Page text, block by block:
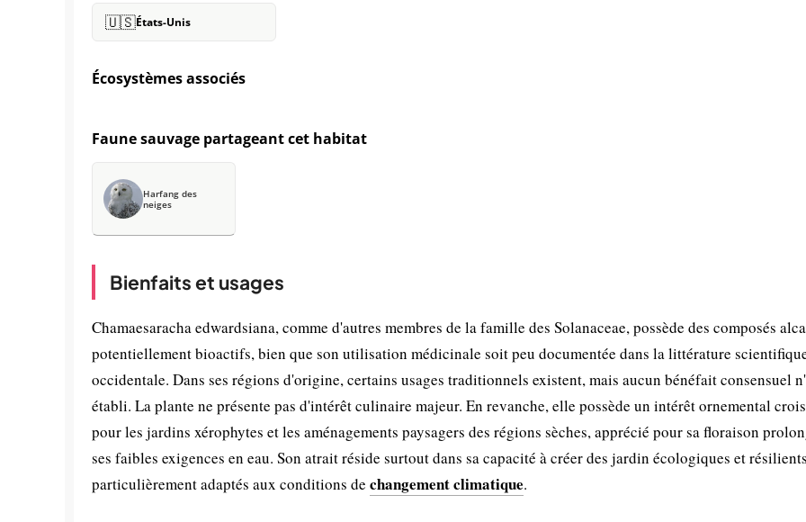
🇺🇸États-Unis
Écosystèmes associés
Faune sauvage partageant cet habitat
Harfang des
neiges
Bienfaits et usages
Chamaesaracha edwardsiana, comme d'autres membres de la famille des Solanaceae, possède des composés
potentiellement bioactifs, bien que son utilisation médicinale soit peu documentée dans la littérature
occidentale. Dans ses régions d'origine, certains usages traditionnels existent, mais aucun bénéfait consensuel
établi. La plante ne présente pas d'intérêt culinaire majeur. En revanche, elle possède un intérêt ornemental
pour les jardins xérophytes et les aménagements paysagers des régions sèches, apprécié pour sa floraison
ses faibles exigences en eau. Son atrait réside surtout dans sa capacité à créer des jardin écologiques et
particulièrement adaptés aux conditions de changement climatique.